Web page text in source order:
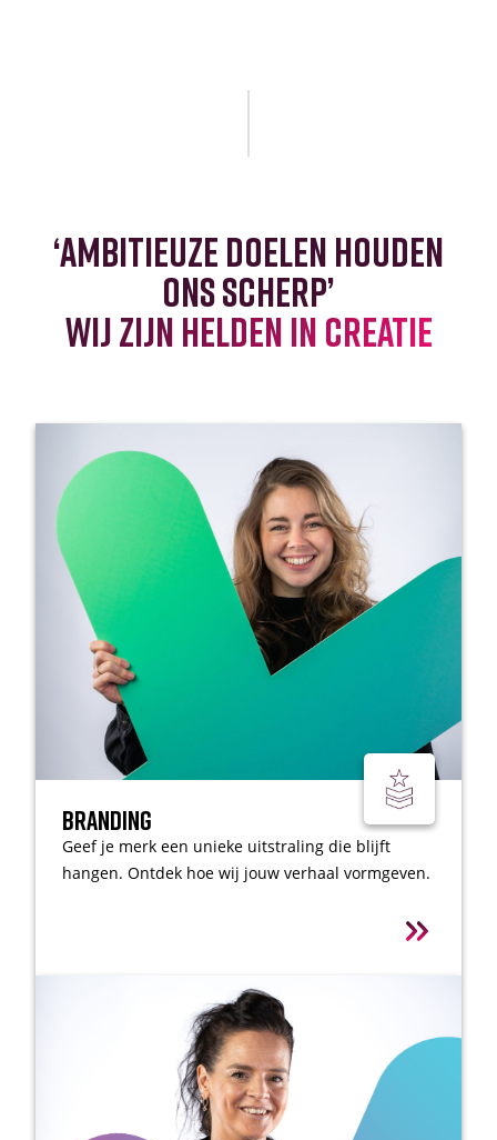
‘ambitieuze doelen houden
ons scherp’
wij zijn helden in creatie
Branding
Geef je merk een unieke uitstraling die blijft
hangen. Ontdek hoe wij jouw verhaal vormgeven.